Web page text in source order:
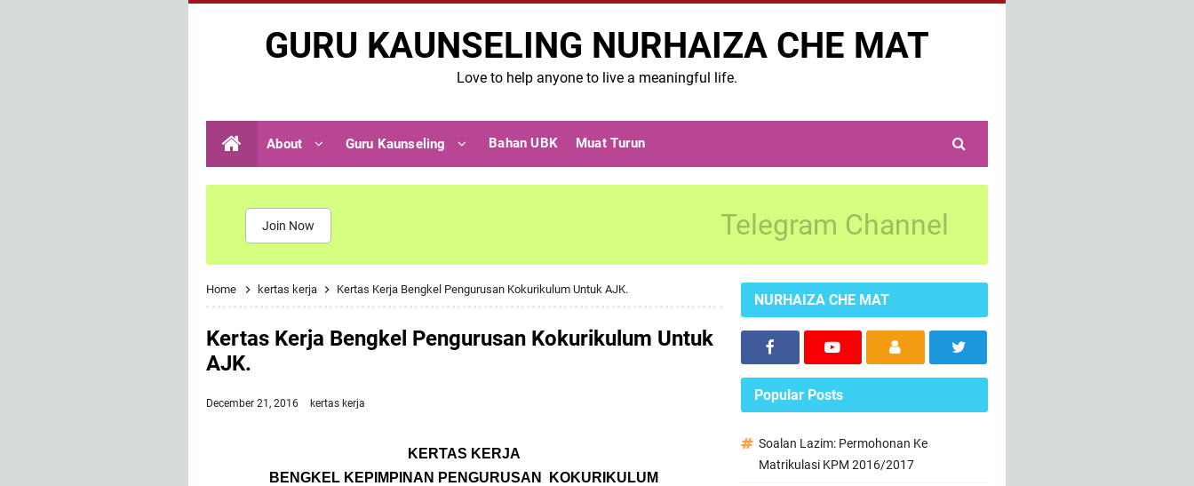
GURU KAUNSELING NURHAIZA CHE MAT
Love to help anyone to live a meaningful life.
About Guru Kaunseling Bahan UBK Muat Turun
Join Now Telegram Channel
Home kertas kerja Kertas Kerja Bengkel Pengurusan Kokurikulum Untuk AJK.
Kertas Kerja Bengkel Pengurusan Kokurikulum Untuk
AJK.
December 21, 2016 kertas kerja
KERTAS KERJA
BENGKEL KEPIMPINAN PENGURUSAN KOKURIKULUM
NURHAIZA CHE MAT
Popular Posts
Soalan Lazim: Permohonan Ke
Matrikulasi KPM 2016/2017